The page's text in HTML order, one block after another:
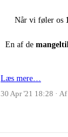
Når vi føler os
En af de
Læs mere…
30 Apr '21 18:28
Af